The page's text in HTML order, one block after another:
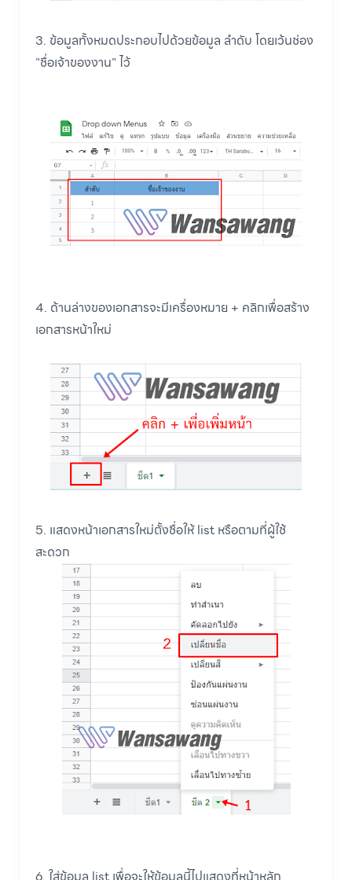
3. ข้อมูลทั้งหมดประกอบไปด้วยข้อมูล ลำดับ โดยเว้นช่อง
"ชื่อเจ้าของงาน" ไว้
4. ด้านล่างของเอกสารจะมีเครื่องหมาย + คลิกเพื่อสร้าง
เอกสารหน้าใหม่
5. แสดงหน้าเอกสารใหม่ตั้งชื่อให้ list หรือตามที่ผู้ใช้
สะดวก